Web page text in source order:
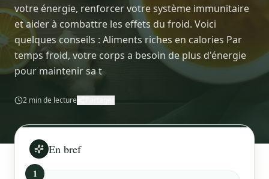
votre énergie, renforcer votre système immunitaire
et aider à combattre les effets du froid. Voici
quelques conseils : Aliments riches en calories Par
temps froid, votre corps a besoin de plus d'énergie
pour maintenir sa t
2 min de lecture
En bref
1